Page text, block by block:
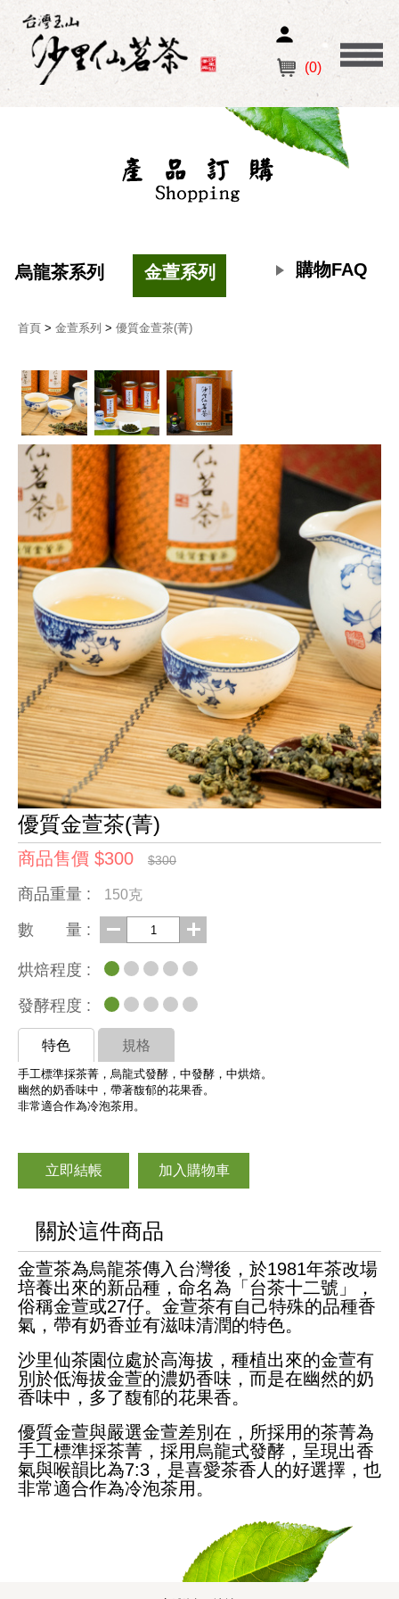
(0)
烏龍茶系列 金萱系列 紅茶系列
購物FAQ
首頁 > 金萱系列 > 優質金萱茶(菁)
優質金萱茶(菁)
商品售價 $300 $300
商品重量 : 150克
數 量 :
烘焙程度 :
發酵程度 :
特色 規格
手工標準採茶菁，烏龍式發酵，中發酵，中烘焙。
幽然的奶香味中，帶著馥郁的花果香。
非常適合作為冷泡茶用。
立即結帳 加入購物車
關於這件商品
金萱茶為烏龍茶傳入台灣後，於1981年茶改場
培養出來的新品種，命名為「台茶十二號」，
俗稱金萱或27仔。金萱茶有自己特殊的品種香
氣，帶有奶香並有滋味清潤的特色。
沙里仙茶園位處於高海拔，種植出來的金萱有
別於低海拔金萱的濃奶香味，而是在幽然的奶
香味中，多了馥郁的花果香。
優質金萱與嚴選金萱差別在，所採用的茶菁為
手工標準採茶菁，採用烏龍式發酵，呈現出香
氣與喉韻比為7:3，是喜愛茶香人的好選擇，也
非常適合作為冷泡茶用。